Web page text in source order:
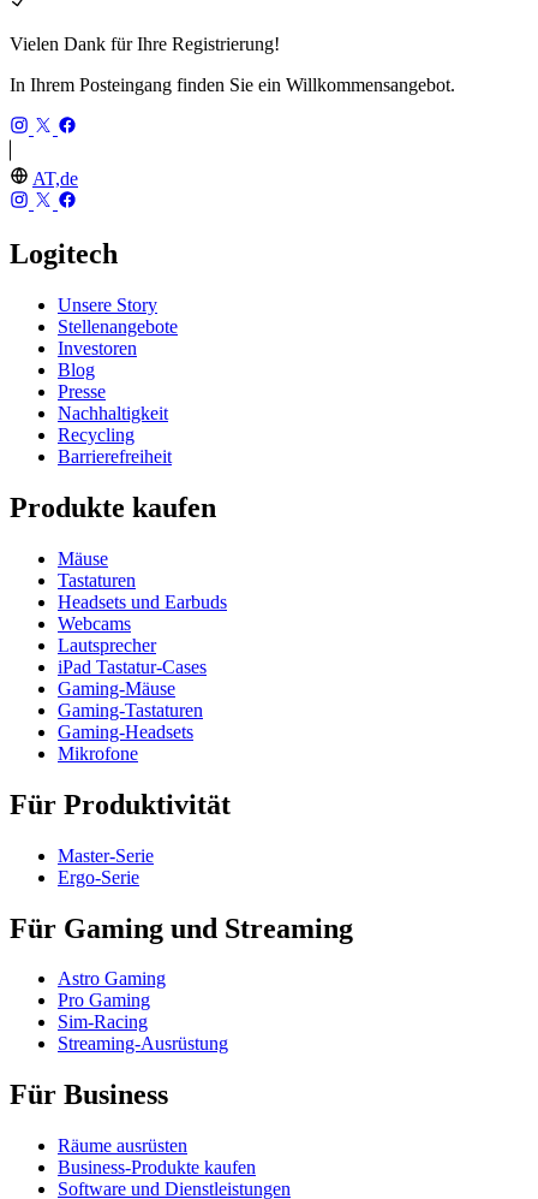
Vielen Dank für Ihre Registrierung!
In Ihrem Posteingang finden Sie ein Willkommensangebot.
AT,de
Logitech
Unsere Story
Stellenangebote
Investoren
Blog
Presse
Nachhaltigkeit
Recycling
Barrierefreiheit
Produkte kaufen
Mäuse
Tastaturen
Headsets und Earbuds
Webcams
Lautsprecher
iPad Tastatur-Cases
Gaming-Mäuse
Gaming-Tastaturen
Gaming-Headsets
Mikrofone
Für Produktivität
Master-Serie
Ergo-Serie
Für Gaming und Streaming
Astro Gaming
Pro Gaming
Sim-Racing
Streaming-Ausrüstung
Für Business
Räume ausrüsten
Business-Produkte kaufen
Software und Dienstleistungen